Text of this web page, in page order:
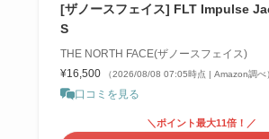
[ザノースフェイス] FLT Impulse
S
THE NORTH FACE(ザノースフェイス)
¥16,500
（2026/08/08 07:05時点 | Amazon調べ
口コミを見る
＼ポイント最大11倍！／